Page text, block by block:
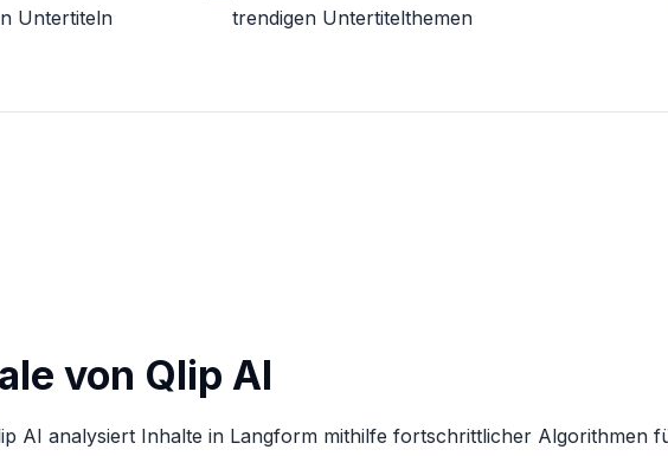
Untertiteln
trendigen Untertitelthemen
von Qlip AI
AI analysiert Inhalte in Langform mithilfe fortschrittlicher Algorithmen